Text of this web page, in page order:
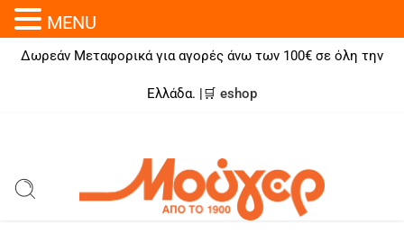
Δωρεάν Μεταφορικά για αγορές άνω των 100€ σε όλη την
Ελλάδα. |🛒 eshop
MENU